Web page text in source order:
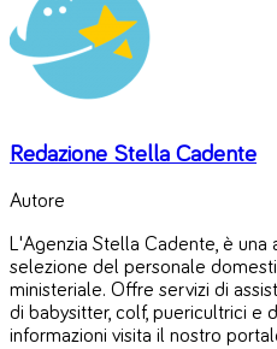
Redazione Stella Cadente
Autore
L'Agenzia Stella Cadente, è una
selezione del personale
ministeriale. Offre servizi di
di babysitter, colf, puericultrici e
informazioni visita il nostro